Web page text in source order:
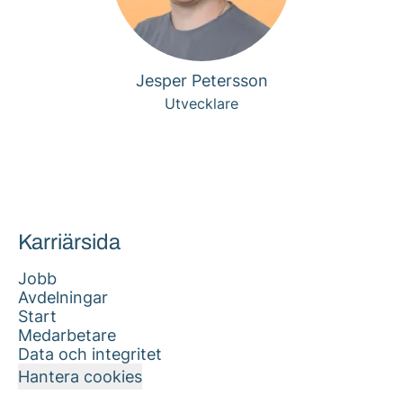
Jesper Petersson
Utvecklare
Karriärsida
Jobb
Avdelningar
Start
Medarbetare
Data och integritet
Hantera cookies